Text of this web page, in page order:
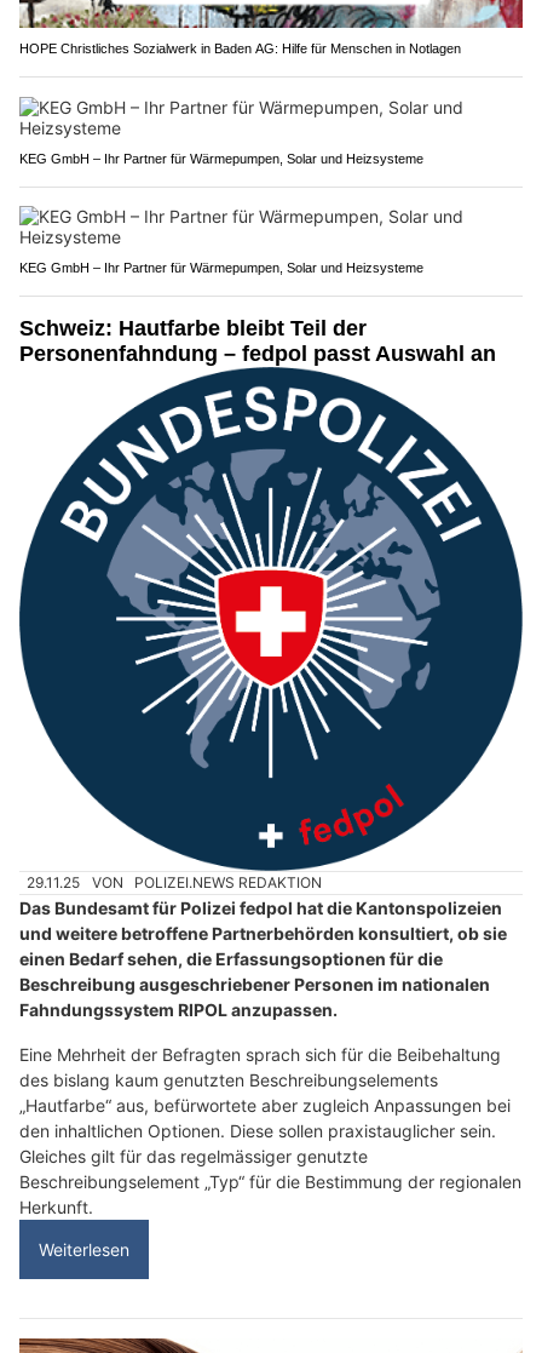
HOPE Christliches Sozialwerk in Baden AG: Hilfe für Menschen in Notlagen
KEG GmbH – Ihr Partner für Wärmepumpen, Solar und Heizsysteme
KEG GmbH – Ihr Partner für Wärmepumpen, Solar und Heizsysteme
Schweiz: Hautfarbe bleibt Teil der
Personenfahndung – fedpol passt Auswahl an
29.11.25 VON POLIZEI.NEWS REDAKTION
Das Bundesamt für Polizei fedpol hat die Kantonspolizeien
und weitere betroffene Partnerbehörden konsultiert, ob sie
einen Bedarf sehen, die Erfassungsoptionen für die
Beschreibung ausgeschriebener Personen im nationalen
Fahndungssystem RIPOL anzupassen.
Eine Mehrheit der Befragten sprach sich für die Beibehaltung
des bislang kaum genutzten Beschreibungselements
„Hautfarbe“ aus, befürwortete aber zugleich Anpassungen bei
den inhaltlichen Optionen. Diese sollen praxistauglicher sein.
Gleiches gilt für das regelmässiger genutzte
Beschreibungselement „Typ“ für die Bestimmung der regionalen
Herkunft.
Weiterlesen